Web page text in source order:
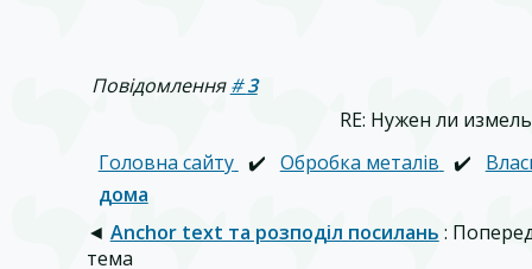
Повідомлення#3
RE: Нужен ли
Головна сайту ✔️ Обробка металів ✔️
дома
◄ Anchor text та розподіл посилань :
тема